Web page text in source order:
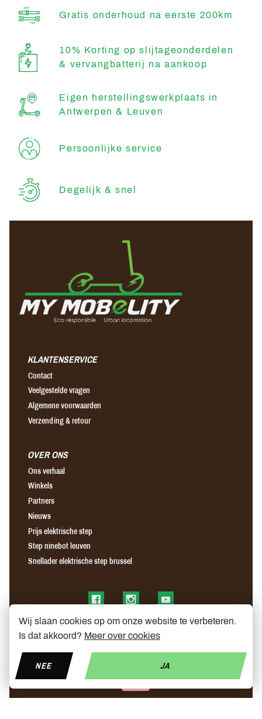
Gratis onderhoud na eerste 200km
10% Korting op slijtageonderdelen
& vervangbatterij na aankoop
Eigen herstellingswerkplaats in
Antwerpen & Leuven
Persoonlijke service
Degelijk & snel
KLANTENSERVICE
Contact
Veelgestelde vragen
Algemene voorwaarden
Verzending & retour
OVER ONS
Ons verhaal
Winkels
Partners
Nieuws
Prijs elektrische step
Step ninebot leuven
Snellader elektrische step brussel
Find us on FacebookFind us on InstagramFind us on YouTube
Wij slaan cookies op om onze website te verbeteren.
Is dat akkoord? Meer over cookies
NEE JA